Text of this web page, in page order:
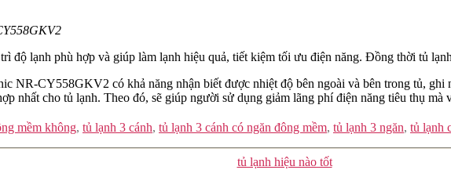
độ lạnh phù hợp và giúp làm lạnh hiệu quả, tiết kiệm tối ưu điện năng. Đồng thời tủ
NR-CY558GKV2 có khả năng nhận biết được nhiệt độ bên ngoài và bên trong tủ,
nhất cho tủ lạnh. Theo đó, sẽ giúp người sử dụng giảm lãng phí điện năng tiêu thụ mà
mềm không, tủ lạnh 3 cánh, tủ lạnh 3 cánh có ngăn đông mềm, tủ lạnh 3 ngăn, tủ lạnh
Categories
tủ lạnh hiệu nào tốt